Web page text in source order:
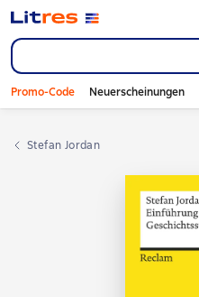
Promo-Code Neuerscheinungen
Stefan Jordan